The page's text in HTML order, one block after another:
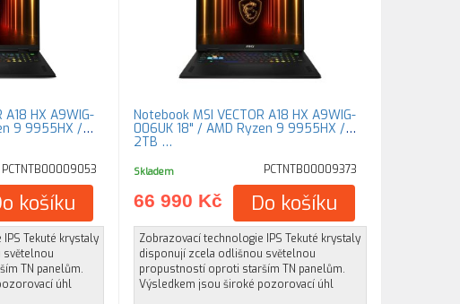
A18 HX A9WIG-
9 9955HX /
PCTNTB00009053
košíku
Tekuté krystaly
světelnou
TN panelům.
úhl
Notebook MSI VECTOR A18 HX A9WIG-
006UK 18" / AMD Ryzen 9 9955HX /
2TB …
Skladem PCTNTB00009373
66 990 Kč Do košíku
Zobrazovací technologie IPS Tekuté krystaly
disponují zcela odlišnou světelnou
propustností oproti starším TN panelům.
Výsledkem jsou široké pozorovací úhl